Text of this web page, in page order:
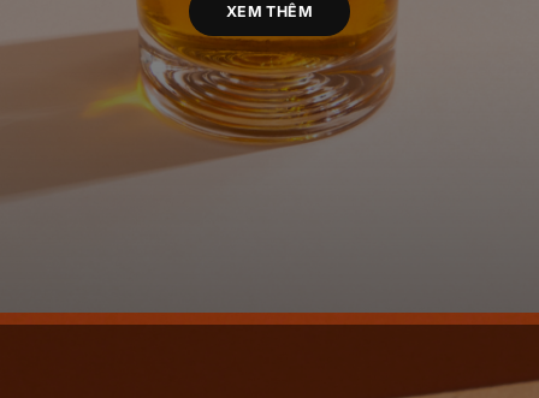
XEM THÊM